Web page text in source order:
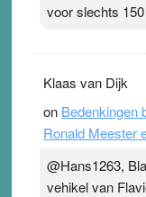
voor slechts
Klaas van Dijk
on Bedenkingen
Ronald Meester
@Hans1263,
vehikel van